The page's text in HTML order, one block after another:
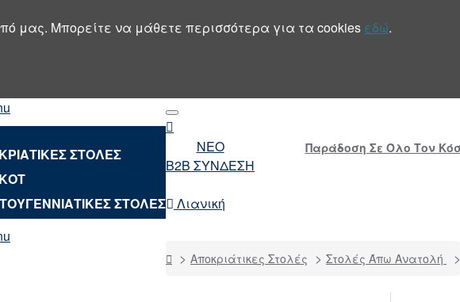
μας. Μπορείτε να μάθετε περισσότερα για τα cookies εδώ.
Παράδοση Σε Όλο Τον
ΣΤΟΛΕΣ
ΣΤΟΛΕΣ
NEO
B2B ΣΥΝΔΕΣΗ
Λιανική
homeΑποκριάτικες Στολές Στολές Άπω Ανατολή